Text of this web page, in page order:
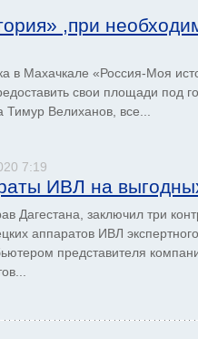
,при
в Махачкале «Россия-Моя
свои площади под
Тимур Велиханов, все...
7:19
ИВЛ на
Дагестана, заключил три
аппаратов ИВЛ
представителя